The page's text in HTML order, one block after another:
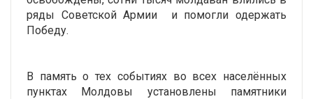
ряды Советской Армии и помогли одержать
Победу.
В память о тех событиях во всех населённых
пунктах Молдовы установлены памятники